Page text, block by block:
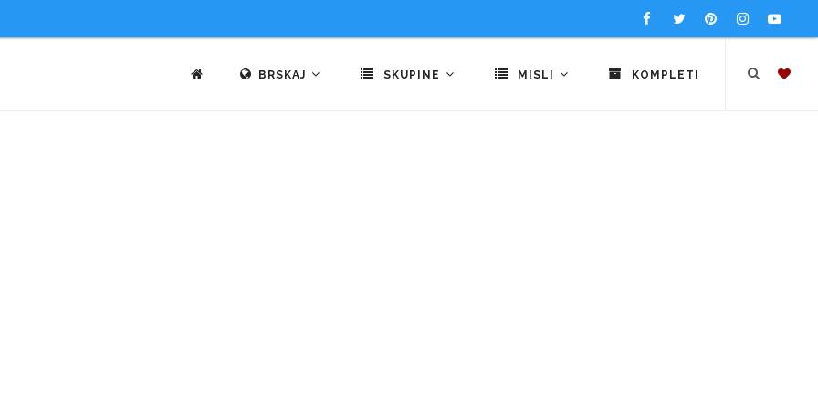
BRSKAJ SKUPINE MISLI KOMPLETI